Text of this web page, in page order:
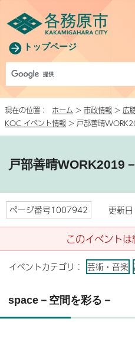
トップページ
現在の位置： ホーム > 市政情報 > 広
KOC イベント情報 > 戸部善晴
戸部善晴WORK2019
ページ番号1007942 更新日
このイベントは
イベントカテゴリ： 芸術・音楽
space－空間を彩る－